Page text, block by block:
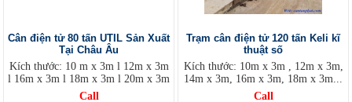
Cân điện tử 80 tấn UTIL Sản Xuất
Tại Châu Âu
Kích thước: 10 m x 3m l 12m x 3m
l 16m x 3m l 18m x 3m l 20m x 3m
Call
Trạm cân điện tử 120 tấn Keli kĩ
thuật số
Kích thước: 10m x 3m , 12m x 3m,
14m x 3m, 16m x 3m, 18m x 3m...
Call